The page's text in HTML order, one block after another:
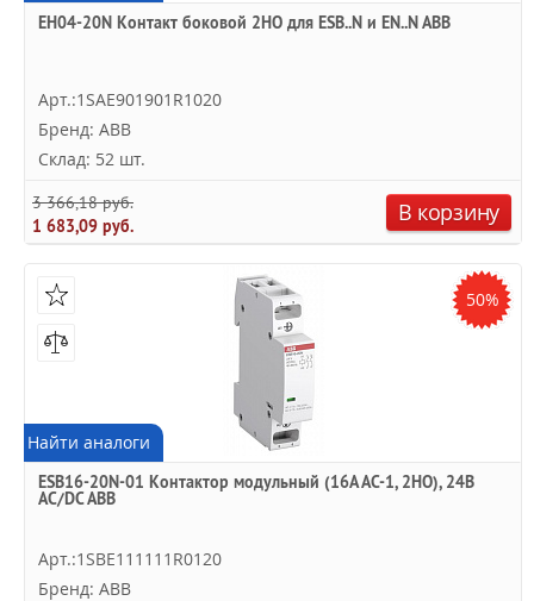
EH04-20N Контакт боковой 2НО для ESB..N и EN..N ABB
Арт.:1SAE901901R1020
Бренд: ABB
Склад: 52 шт.
3 366,18 руб.
1 683,09 руб.
В корзину
50%
Найти аналоги
ESB16-20N-01 Контактор модульный (16А АС-1, 2НО), 24В
AC/DC ABB
Арт.:1SBE111111R0120
Бренд: ABB